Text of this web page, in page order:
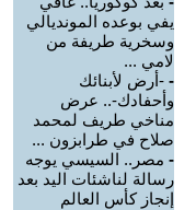
يفي بوعده المونديالي
وسخرية طريفة من
لامي ...
- -أرض لأبنائك
وأحفادك-.. عرض
مناخي طريف لمحمد
صلاح في طرابزون ...
- مصر.. السيسي يوجه
رسالة لناشئات اليد بعد
إنجاز كأس العالم